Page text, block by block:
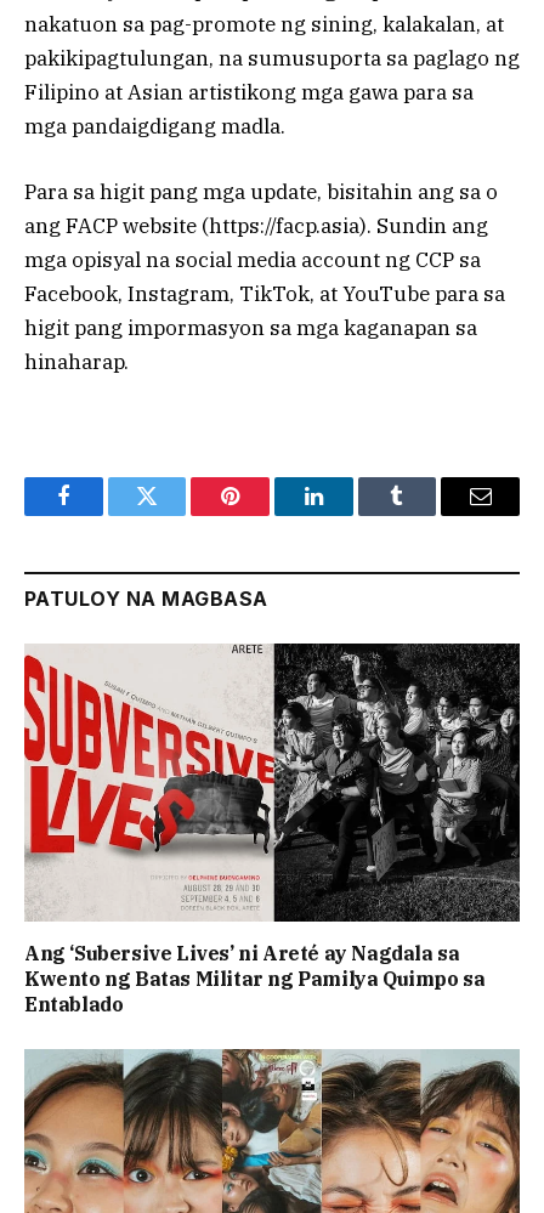
nakatuon sa pag-promote ng sining, kalakalan, at
pakikipagtulungan, na sumusuporta sa paglago ng
Filipino at Asian artistikong mga gawa para sa
mga pandaigdigang madla.
Para sa higit pang mga update, bisitahin ang sa o
ang FACP website (https://facp.asia). Sundin ang
mga opisyal na social media account ng CCP sa
Facebook, Instagram, TikTok, at YouTube para sa
higit pang impormasyon sa mga kaganapan sa
hinaharap.
FacebookTwitter Pinterest LinkedInTumblr Email
PATULOY NA MAGBASA
Ang ‘Subersive Lives’ ni Areté ay Nagdala sa
Kwento ng Batas Militar ng Pamilya Quimpo sa
Entablado